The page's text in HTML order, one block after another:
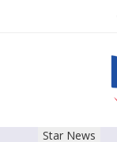
Star News